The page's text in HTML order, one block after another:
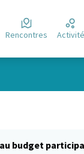
Rencontres Activité
budget